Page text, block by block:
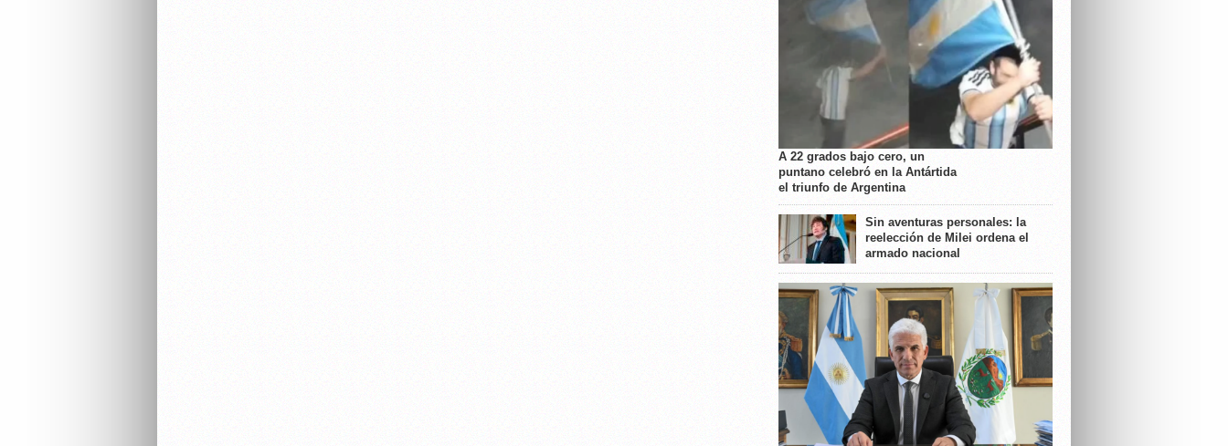
A 22 grados bajo cero, un
puntano celebró en la Antártida
el triunfo de Argentina
Sin aventuras personales: la
reelección de Milei ordena el
armado nacional